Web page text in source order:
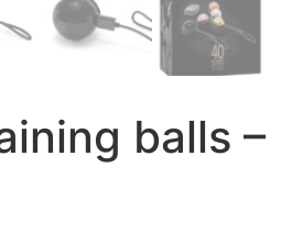
balls –